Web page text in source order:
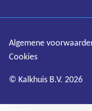
Algemene
Cookies
© Kalkhuis B.V. 2026